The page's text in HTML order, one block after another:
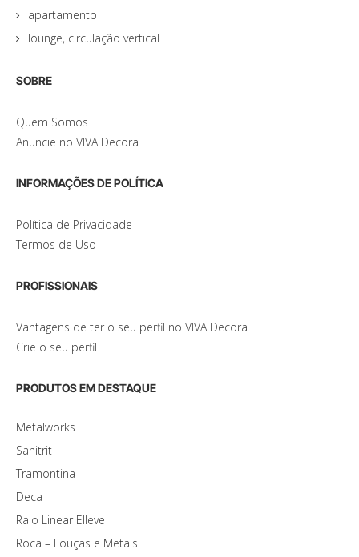
apartamento
lounge, circulação vertical
SOBRE
Quem Somos
Anuncie no VIVA Decora
INFORMAÇÕES DE POLÍTICA
Política de Privacidade
Termos de Uso
PROFISSIONAIS
Vantagens de ter o seu perfil no VIVA Decora
Crie o seu perfil
PRODUTOS EM DESTAQUE
Metalworks
Sanitrit
Tramontina
Deca
Ralo Linear Elleve
Roca – Louças e Metais